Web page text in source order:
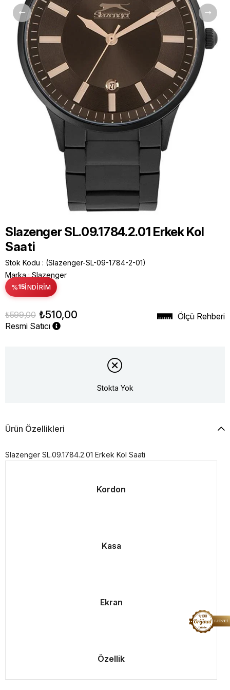
Slazenger SL.09.1784.2.01 Erkek Kol
Saati
Stok Kodu
(Slazenger-SL-09-1784-2-01)
Marka : Slazenger
%15İNDIRIM
₺599,00 ₺510,00
Resmi Satıcı
Ölçü Rehberi
Stokta Yok
Ürün Özellikleri
Slazenger SL.09.1784.2.01 Erkek Kol Saati
Kordon
Kasa
Ekran
Özellik